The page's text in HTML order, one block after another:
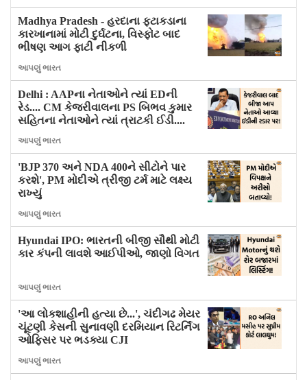
Madhya Pradesh - હરદાના ફટાકડાના
કારખાનામાં મોટી દુર્ઘટના, વિસ્ફોટ બાદ
ભીષણ આગ ફાટી નીકળી
આપણું ભારત
Delhi : AAPના નેતાઓને ત્યાં EDની
રેડ.... CM કેજરીવાલના PS બિભવ કુમાર
સહિતના નેતાઓને ત્યાં ત્રાટકી ઈડી....
આપણું ભારત
'BJP 370 અને NDA 400ને સીટોને પાર
કરશે', PM મોદીએ ત્રીજી ટર્મ માટે લક્ષ્ય
રાખ્યું
આપણું ભારત
Hyundai IPO: ભારતની બીજી સૌથી મોટી
કાર કંપની લાવશે આઈપીઓ, જાણો વિગત
આપણું ભારત
'આ લોકશાહીની હત્યા છે...', ચંદીગઢ મેયર
ચૂંટણી કેસની સુનાવણી દરમિયાન રિટર્નિંગ
ઓફિસર પર ભડક્યા CJI
આપણું ભારત